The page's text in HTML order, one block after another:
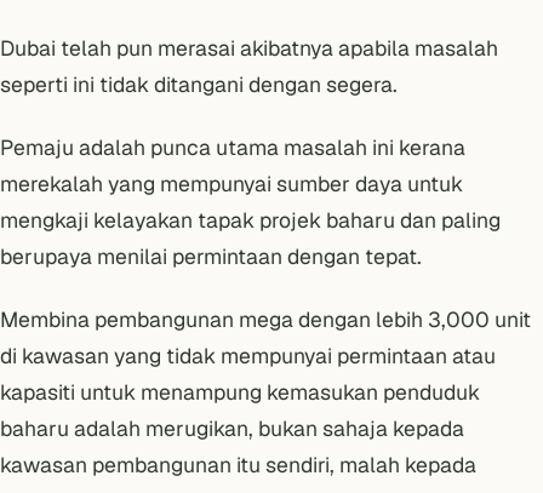
Dubai telah pun merasai akibatnyaapabila masalah
seperti ini tidak ditangani dengan segera.
Pemaju adalah punca utama masalah ini kerana
merekalah yang mempunyai sumber daya untuk
mengkaji kelayakan tapak projek baharu dan paling
berupaya menilai permintaan dengan tepat.
Membina pembangunan mega dengan lebih 3,000 unit
di kawasan yang tidak mempunyai permintaan atau
kapasiti untuk menampung kemasukan penduduk
baharu adalah merugikan, bukan sahaja kepada
kawasan pembangunan itu sendiri, malah kepada